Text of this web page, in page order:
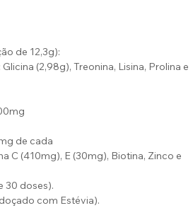
de 12,3g):
(2,98g), Treonina, Lisina, Prolina e
de cada
C (410mg), E (30mg), Biotina, Zinco e
30 doses).
com Estévia).